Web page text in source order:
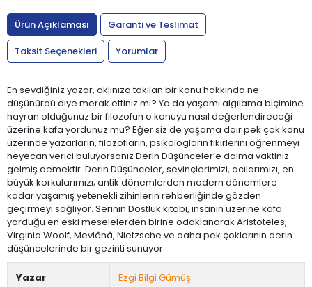
Ürün Açıklaması
Garanti ve Teslimat
Taksit Seçenekleri
Yorumlar
En sevdiğiniz yazar, aklınıza takılan bir konu hakkında ne
düşünürdü diye merak ettiniz mi? Ya da yaşamı algılama biçimine
hayran olduğunuz bir filozofun o konuyu nasıl değerlendireceği
üzerine kafa yordunuz mu? Eğer siz de yaşama dair pek çok konu
üzerinde yazarların, filozofların, psikologların fikirlerini öğrenmeyi
heyecan verici buluyorsanız Derin Düşünceler’e dalma vaktiniz
gelmiş demektir. Derin Düşünceler, sevinçlerimizi, acılarımızı, en
büyük korkularımızı; antik dönemlerden modern dönemlere
kadar yaşamış yetenekli zihinlerin rehberliğinde gözden
geçirmeyi sağlıyor. Serinin Dostluk kitabı, insanın üzerine kafa
yorduğu en eski meselelerden birine odaklanarak Aristoteles,
Virginia Woolf, Mevlânâ, Nietzsche ve daha pek çoklarının derin
düşüncelerinde bir gezinti sunuyor.
Yazar Ezgi Bilgi Gümüş